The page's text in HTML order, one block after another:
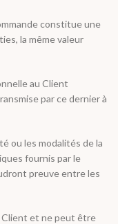
constitue une
la même valeur
au Client
par ce dernier à
ou les modalités de la
fournis par le
preuve entre les
Client et ne peut être